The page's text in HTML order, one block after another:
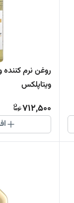
روغن نرم
ویتاپلکس
712,500